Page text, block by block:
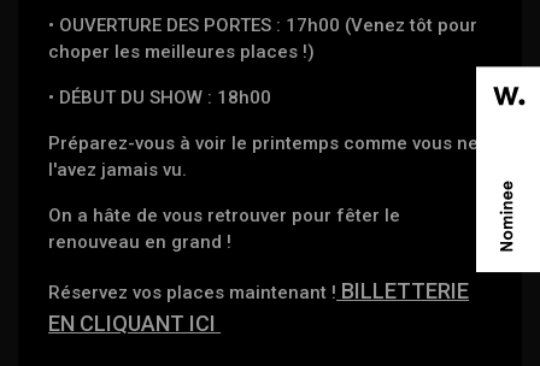
• OUVERTURE DES PORTES : 17h00 (Venez tôt pour
choper les meilleures places !)
• DÉBUT DU SHOW : 18h00
Préparez-vous à voir le printemps comme vous ne
l'avez jamais vu.
On a hâte de vous retrouver pour fêter le
renouveau en grand !
Réservez vos places maintenant ! BILLETTERIE
EN CLIQUANT ICI